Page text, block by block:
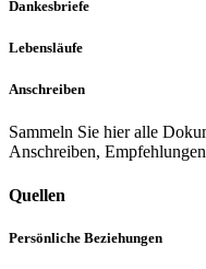
Dankesbriefe
Lebensläufe
Anschreiben
Sammeln Sie hier alle
Anschreiben,
Quellen
Persönliche Beziehungen